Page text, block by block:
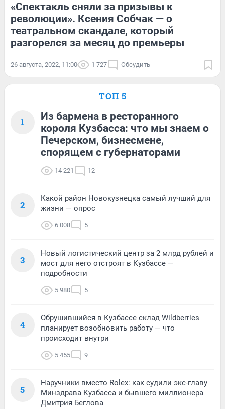
«Спектакль сняли за призывы к
революции». Ксения Собчак — о
театральном скандале, который
разгорелся за месяц до премьеры
26 августа, 2022, 11:00 1 727 Обсудить
ТОП 5
1
Из бармена в ресторанного
короля Кузбасса: что мы знаем о
Печерском, бизнесмене,
спорящем с губернаторами
14 221 12
2
Какой район Новокузнецка самый лучший для
жизни — опрос
6 008 5
3
Новый логистический центр за 2 млрд рублей и
мост для него отстроят в Кузбассе —
подробности
5 980 5
4
Обрушившийся в Кузбассе склад Wildberries
планирует возобновить работу — что
происходит внутри
5 455 9
5
Наручники вместо Rolex: как судили экс-главу
Минздрава Кузбасса и бывшего миллионера
Дмитрия Беглова